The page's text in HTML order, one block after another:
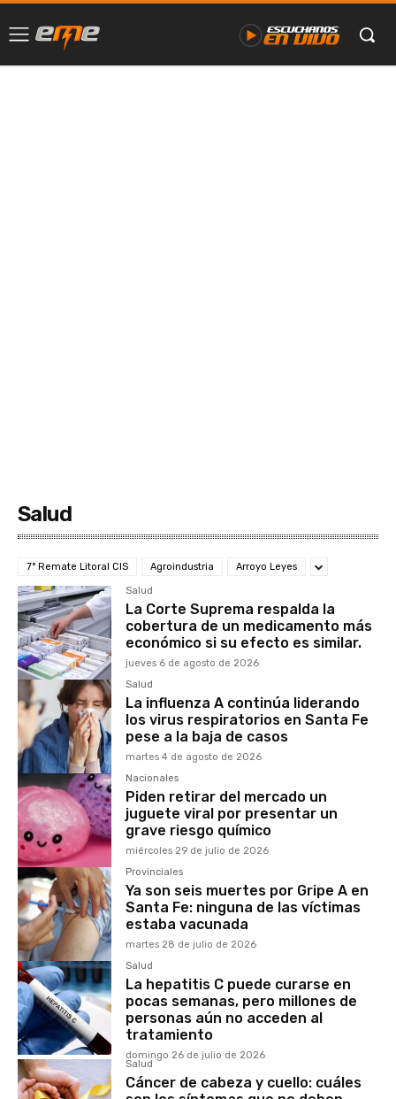
Salud
7° Remate Litoral CIS Agroindustria Arroyo Leyes
Salud
La Corte Suprema respalda la
cobertura de un medicamento más
económico si su efecto es similar.
jueves 6 de agosto de 2026
Salud
La influenza A continúa liderando
los virus respiratorios en Santa Fe
pese a la baja de casos
martes 4 de agosto de 2026
Nacionales
Piden retirar del mercado un
juguete viral por presentar un
grave riesgo químico
miércoles 29 de julio de 2026
Provinciales
Ya son seis muertes por Gripe A en
Santa Fe: ninguna de las víctimas
estaba vacunada
martes 28 de julio de 2026
Salud
La hepatitis C puede curarse en
pocas semanas, pero millones de
personas aún no acceden al
tratamiento
domingo 26 de julio de 2026
Salud
Cáncer de cabeza y cuello: cuáles